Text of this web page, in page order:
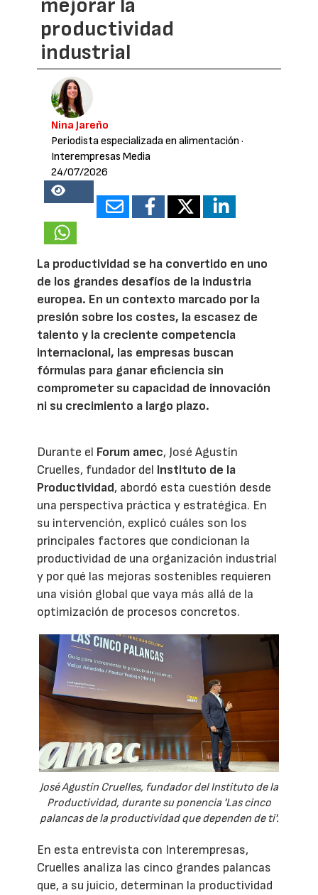
mejorar la
productividad
industrial
Nina Jareño
Periodista especializada en alimentación ·
Interempresas Media
24/07/2026
22558
La productividad se ha convertido en uno
de los grandes desafíos de la industria
europea. En un contexto marcado por la
presión sobre los costes, la escasez de
talento y la creciente competencia
internacional, las empresas buscan
fórmulas para ganar eficiencia sin
comprometer su capacidad de innovación
ni su crecimiento a largo plazo.
Durante el Forum amec, José Agustín
Cruelles, fundador del Instituto de la
Productividad, abordó esta cuestión desde
una perspectiva práctica y estratégica. En
su intervención, explicó cuáles son los
principales factores que condicionan la
productividad de una organización industrial
y por qué las mejoras sostenibles requieren
una visión global que vaya más allá de la
optimización de procesos concretos.
José Agustín Cruelles, fundador del Instituto de la
Productividad, durante su ponencia 'Las cinco
palancas de la productividad que dependen de ti'.
En esta entrevista con Interempresas,
Cruelles analiza las cinco grandes palancas
que, a su juicio, determinan la productividad